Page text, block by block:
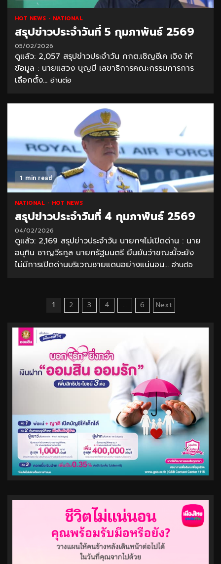
HOT NEWS NATIONAL
สรุปข่าวประจำวันที่ 5 กุมภาพันธ์ 2569
05/02/2026
ดูแล้ว: 2,057 สรุปข่าวประจำวัน กกต.เชิญซีเค เจิง ให้
ข้อมูล : นายแสวง บุญมี เลขาธิการคณะกรรมการการ
เลือกตั้ง... อ่านต่อ
1 min read
NATIONAL HOT NEWS
สรุปข่าวประจำวันที่ 4 กุมภาพันธ์ 2569
04/02/2026
ดูแล้ว: 2,169 สรุปข่าวประจำวัน นายกฯไม่เปิดด่าน : นาย
อนุทิน ชาญวีรกูล นายกรัฐมนตรี ยืนยันว่าขณะนี้จะยัง
ไม่มีการเปิดด่านบริเวณชายแดนอย่างแน่นอน... อ่านต่อ
Posts
pagination
1 2 3 4 … 6 Next